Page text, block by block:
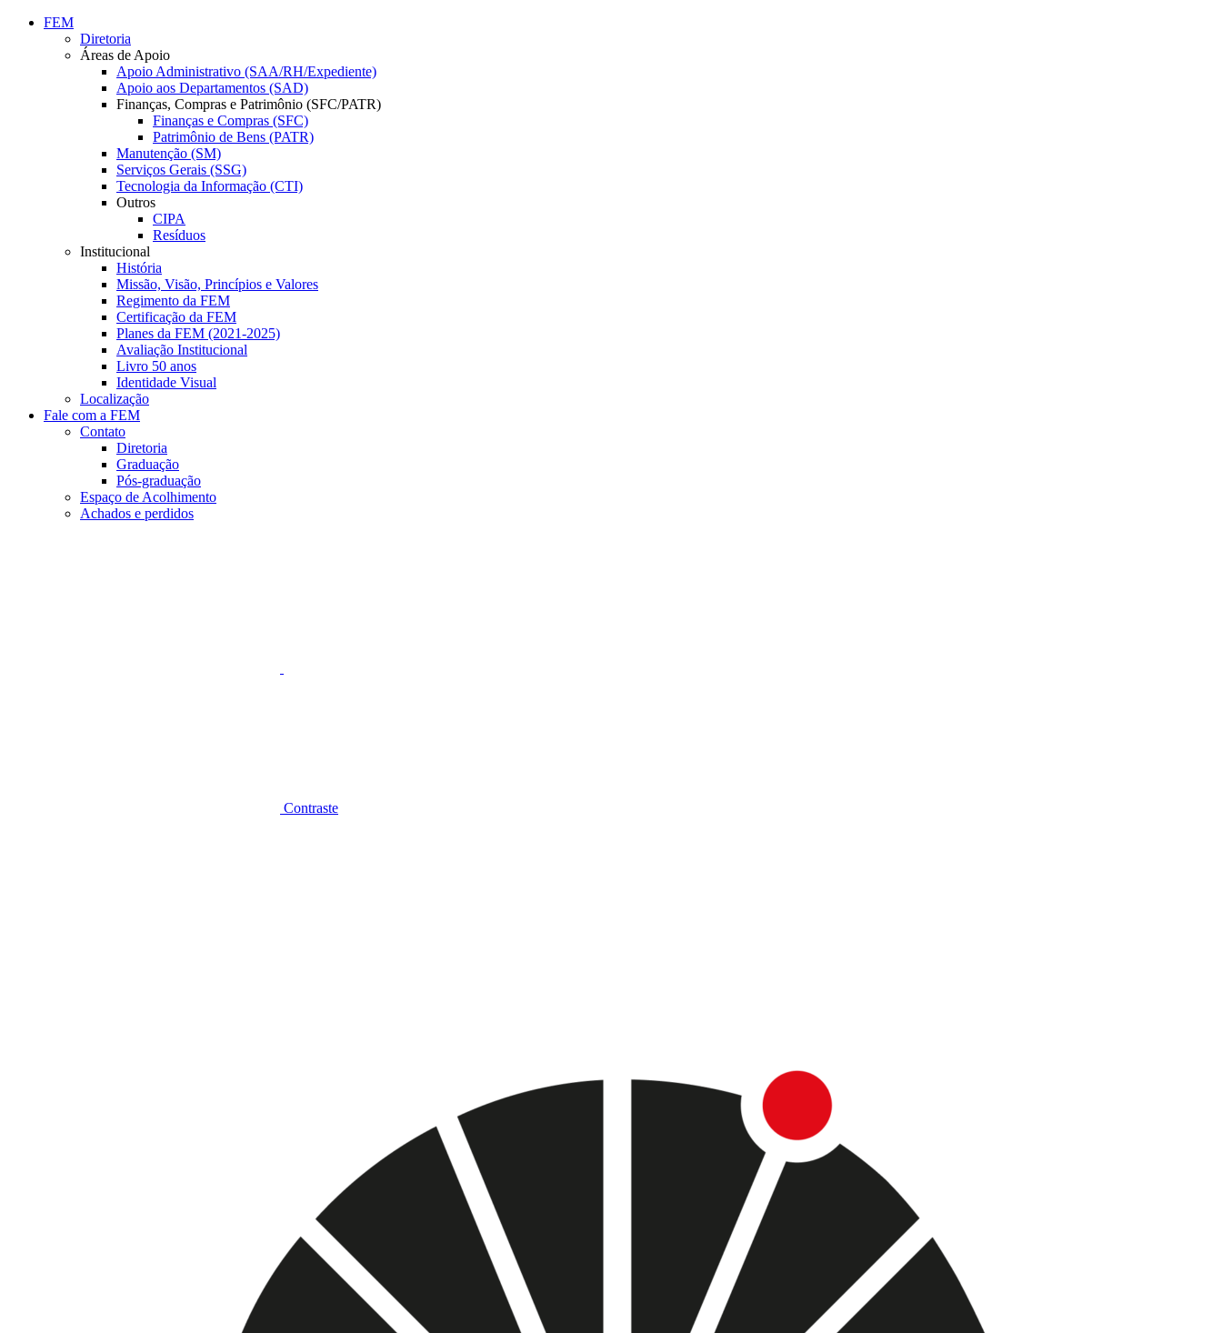
Conteúdo principal
FEM
Diretoria
Áreas de Apoio
Apoio Administrativo (SAA/RH/Expediente)
Apoio aos Departamentos (SAD)
Finanças, Compras e Patrimônio (SFC/PATR)
Finanças e Compras (SFC)
Patrimônio de Bens (PATR)
Manutenção (SM)
Serviços Gerais (SSG)
Tecnologia da Informação (CTI)
Outros
CIPA
Resíduos
Institucional
História
Missão, Visão, Princípios e Valores
Regimento da FEM
Certificação da FEM
Planes da FEM (2021-2025)
Avaliação Institucional
Livro 50 anos
Identidade Visual
Localização
Fale com a FEM
Contato
Diretoria
Graduação
Pós-graduação
Espaço de Acolhimento
Achados e perdidos
Contraste